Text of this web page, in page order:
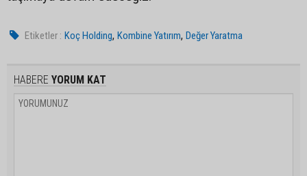
Etiketler : Koç Holding,Kombine Yatırım,Değer Yaratma
HABERE YORUM KAT